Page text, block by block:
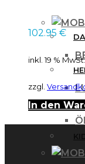
102.95 €
inkl. 19 % MwSt.
zzgl.
In den